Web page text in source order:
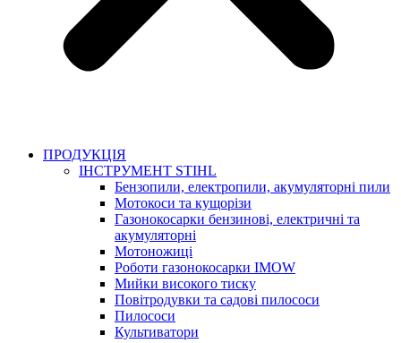
ПРОДУКЦІЯ
ІНСТРУМЕНТ STIHL
Бензопили, електропили, акумуляторні пили
Мотокоси та кущорізи
Газонокосарки бензинові, електричні та
акумуляторні
Мотоножиці
Роботи газонокосарки IMOW
Мийки високого тиску
Повітродувки та садові пилососи
Пилососи
Культиватори